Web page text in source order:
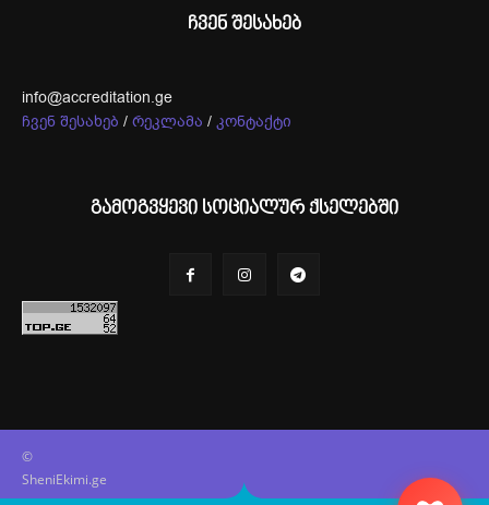
ჩვენ შესახებ
info@accreditation.ge
ჩვენ შესახებ / რეკლამა / კონტაქტი
გამოგვყევი სოციალურ ქსელებში
©
SheniEkimi.ge